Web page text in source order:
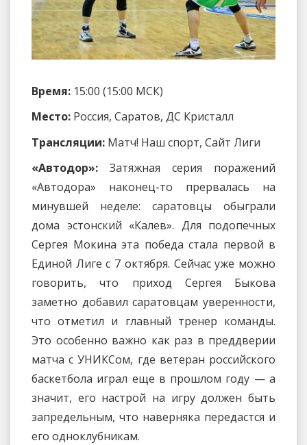
Время: 15:00 (15:00 МСК)
Место: Россия, Саратов, ДС Кристалл
Трансляции: Матч! Наш спорт, Сайт Лиги
«Автодор»: Затяжная серия поражений
«Автодора» наконец-то прервалась на
минувшей неделе: саратовцы обыграли
дома эстонский «Калев». Для подопечных
Сергея Мокина эта победа стала первой в
Единой Лиге с 7 октября. Сейчас уже можно
говорить, что приход Сергея Быкова
заметно добавил саратовцам уверенности,
что отметил и главный тренер команды.
Это особенно важно как раз в преддверии
матча с УНИКСом, где ветеран российского
баскетбола играл еще в прошлом году — а
значит, его настрой на игру должен быть
запредельным, что наверняка передастся и
его одноклубникам.